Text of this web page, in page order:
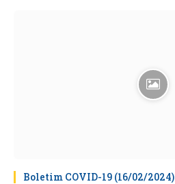
Boletim COVID-19 (16/02/2024)